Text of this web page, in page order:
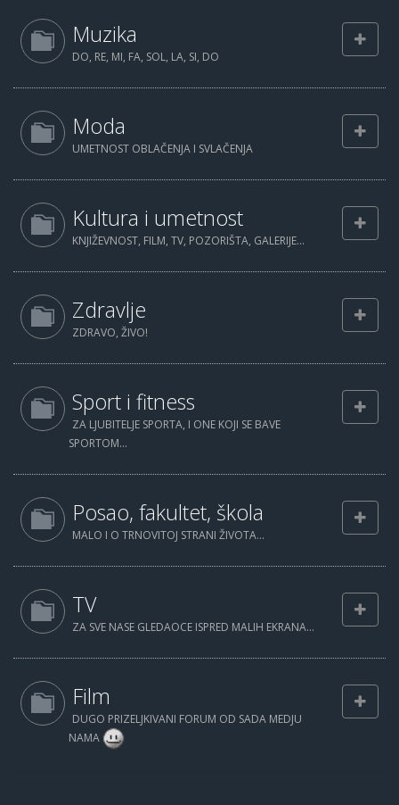
Muzika
DO, RE, MI, FA, SOL, LA, SI, DO
Moda
UMETNOST OBLAČENJA I SVLAČENJA
Kultura i umetnost
KNJIŽEVNOST, FILM, TV, POZORIŠTA, GALERIJE...
Zdravlje
ZDRAVO, ŽIVO!
Sport i fitness
ZA LJUBITELJE SPORTA, I ONE KOJI SE BAVE
SPORTOM...
Posao, fakultet, škola
MALO I O TRNOVITOJ STRANI ŽIVOTA...
TV
ZA SVE NASE GLEDAOCE ISPRED MALIH EKRANA...
Film
DUGO PRIZELJKIVANI FORUM OD SADA MEDJU
NAMA